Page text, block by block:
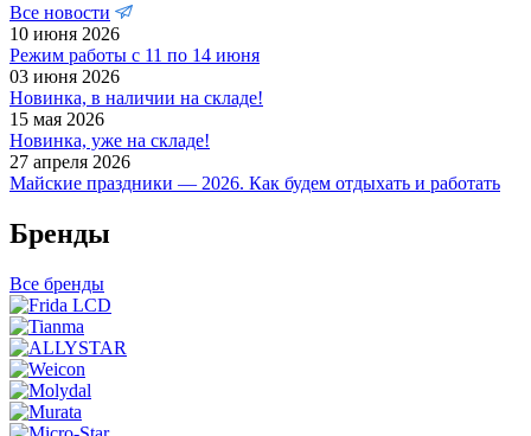
Все новости
10 июня 2026
Режим работы с 11 по 14 июня
03 июня 2026
Новинка, в наличии на складе!
15 мая 2026
Новинка, уже на складе!
27 апреля 2026
Майские праздники — 2026. Как будем отдыхать и работать
Бренды
Все бренды